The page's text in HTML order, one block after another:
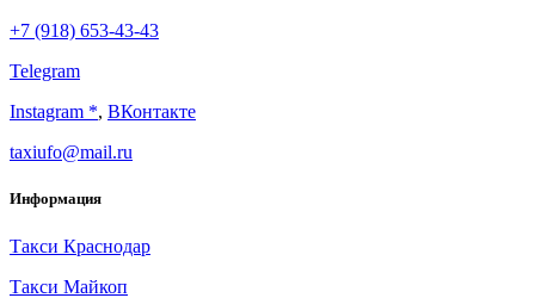
+7 (918) 653-43-43
Telegram
Instagram *, ВКонтакте
taxiufo@mail.ru
Информация
Такси Краснодар
Такси Майкоп